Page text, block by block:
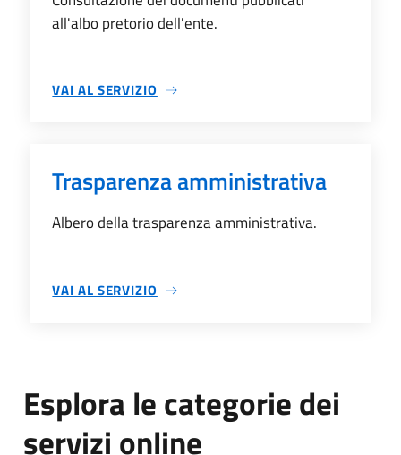
all'albo pretorio dell'ente.
VAI AL SERVIZIO
SU DOCUMENTI ALL'ALBO
Trasparenza amministrativa
Albero della trasparenza amministrativa.
VAI AL SERVIZIO
SU TRASPARENZA AMMINISTRATIVA
Esplora le categorie dei
servizi online